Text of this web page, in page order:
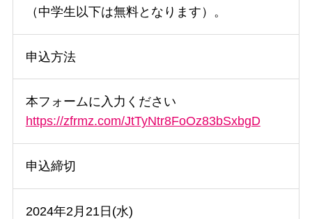
（中学生以下は無料となります）。
申込方法
本フォームに入力ください
https://zfrmz.com/JtTyNtr8FoOz83bSxbgD
申込締切
2024年2月21日(水)